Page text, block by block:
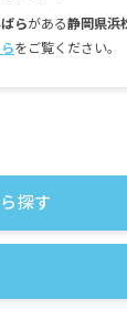
らがある静岡県浜
をご覧ください。
探す